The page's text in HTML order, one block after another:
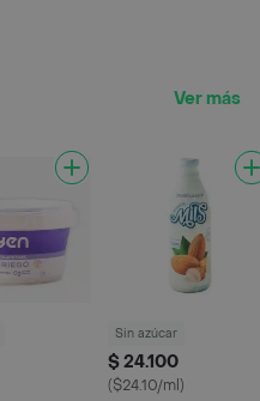
Ver más
Sin azúcar
$ 24.100
($24.10/ml)